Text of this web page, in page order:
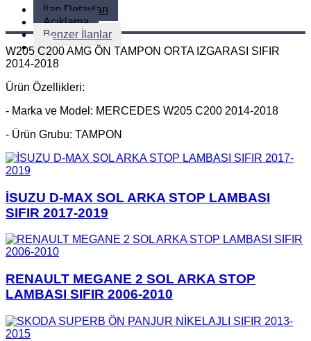
İlan Detayları
Açıklama
Benzer İlanlar
W205 C200 AMG ÖN TAMPON ORTA IZGARASI SIFIR
2014-2018
Ürün Özellikleri:
- Marka ve Model: MERCEDES W205 C200 2014-2018
- Ürün Grubu: TAMPON
İSUZU D-MAX SOL ARKA STOP LAMBASI
SIFIR 2017-2019
RENAULT MEGANE 2 SOL ARKA STOP
LAMBASI SIFIR 2006-2010